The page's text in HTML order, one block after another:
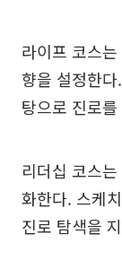
라이프 코스
향을 설정한
탕으로 진로
리더십 코스
화한다. 스케
진로 탐색을